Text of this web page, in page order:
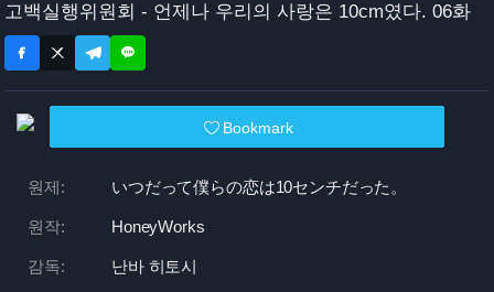
고백실행위원회 - 언제나 우리의 사랑은 10cm였다. 06화
Bookmark
원제: いつだって僕らの恋は10センチだった。
원작: HoneyWorks
감독: 난바 히토시